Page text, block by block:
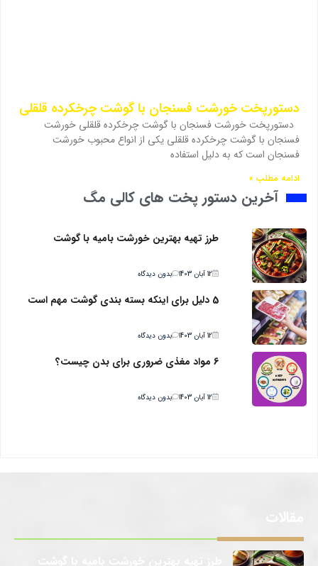
دستورپخت خورشت فسنجان با گوشت چرخکرده قلقلی
دستورپخت خورشت فسنجان با گوشت چرخکرده قلقلی خورشت
فسنجان با گوشت چرخکرده قلقلی یکی از انواع محبوب خورشت
فسنجان است که به دلیل استفاده
ادامه مطلب »
آخرین دستور پخت های کالی مگ
طرز تهیه بهترین خورشت بامیه با گوشت
12 آبان 1403 بدون دیدگاه
5 دلیل برای اینکه بسته بندی گوشت مهم است
12 آبان 1403 بدون دیدگاه
6 مواد مغذی ضروری برای بدن چیست؟
12 آبان 1403 بدون دیدگاه